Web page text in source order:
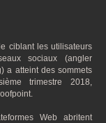
ciblant les utilisateurs
sociaux (angler
a atteint des sommets
trimestre 2018,
Web abritent